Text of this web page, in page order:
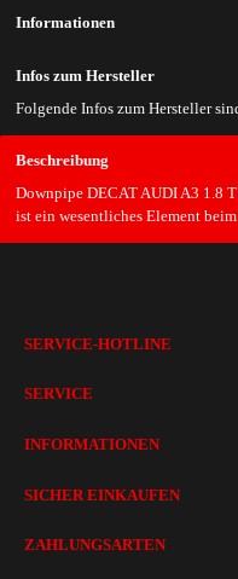
Beschreibung
Downpipe DECAT AUDI A3 1.8
ist ein wesentliches Element
Informationen
Infos zum Hersteller
Folgende Infos zum Hersteller
SERVICE-HOTLINE
SERVICE
INFORMATIONEN
SICHER EINKAUFEN
ZAHLUNGSARTEN